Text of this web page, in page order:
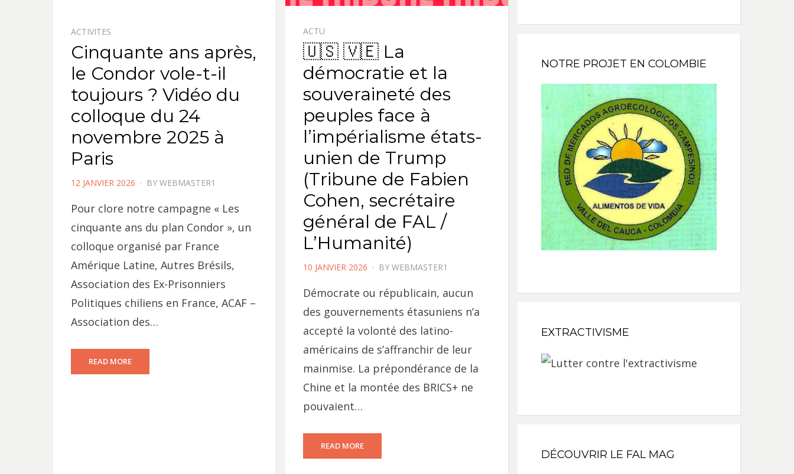
ACTIVITES
Cinquante ans après,
le Condor vole-t-il
toujours ? Vidéo du
colloque du 24
novembre 2025 à
Paris
POSTED
12 JANVIER 2026 BY WEBMASTER1
Pour clore notre campagne « Les
cinquante ans du plan Condor », un
colloque organisé par France
Amérique Latine, Autres Brésils,
Association des Ex-Prisonniers
Politiques chiliens en France, ACAF –
Association des…
READ MORE
ACTU
🇺🇸 🇻🇪 La
démocratie et la
souveraineté des
peuples face à
l’impérialisme états-
unien de Trump
(Tribune de Fabien
Cohen, secrétaire
général de FAL /
L’Humanité)
POSTED
10 JANVIER 2026 BY WEBMASTER1
Démocrate ou républicain, aucun
des gouvernements étasuniens n’a
accepté la volonté des latino-
américains de s’affranchir de leur
mainmise. La prépondérance de la
Chine et la montée des BRICS+ ne
pouvaient…
READ MORE
NOTRE PROJET EN COLOMBIE
EXTRACTIVISME
DÉCOUVRIR LE FAL MAG